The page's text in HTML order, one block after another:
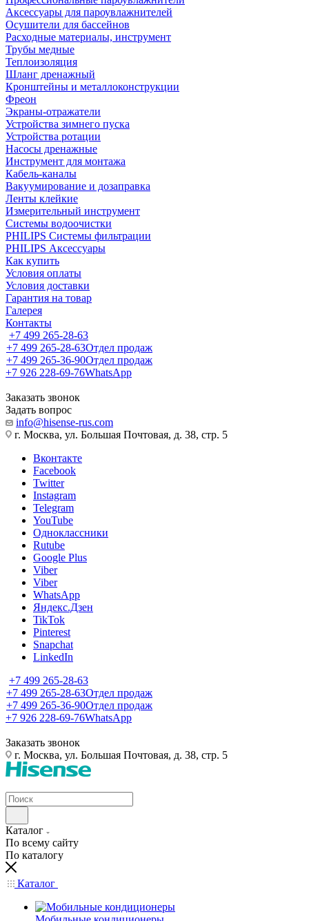
Аксессуары для пароувлажнителей
Осушители для бассейнов
Расходные материалы, инструмент
Трубы медные
Теплоизоляция
Шланг дренажный
Кронштейны и металлоконструкции
Фреон
Экраны-отражатели
Устройства зимнего пуска
Устройства ротации
Насосы дренажные
Инструмент для монтажа
Кабель-каналы
Вакуумирование и дозаправка
Ленты клейкие
Измерительный инструмент
Системы водоочистки
PHILIPS Системы фильтрации
PHILIPS Аксессуары
Как купить
Условия оплаты
Условия доставки
Гарантия на товар
Галерея
Контакты
+7 499 265-28-63
+7 499 265-28-63Отдел продаж
+7 499 265-36-90Отдел продаж
+7 926 228-69-76WhatsApp
Заказать звонок
Задать вопрос
info@hisense-rus.com
г. Москва, ул. Большая Почтовая, д. 38, стр. 5
Вконтакте
Facebook
Twitter
Instagram
Telegram
YouTube
Одноклассники
Rutube
Google Plus
Viber
Viber
WhatsApp
Яндекс.Дзен
TikTok
Pinterest
Snapchat
LinkedIn
+7 499 265-28-63
+7 499 265-28-63Отдел продаж
+7 499 265-36-90Отдел продаж
+7 926 228-69-76WhatsApp
Заказать звонок
г. Москва, ул. Большая Почтовая, д. 38, стр. 5
Каталог
По всему сайту
По каталогу
Каталог